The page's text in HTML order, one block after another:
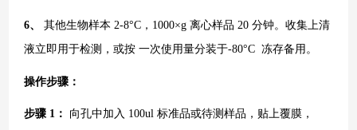
6、 其他生物样本 2-8°C，1000×g 离心样品 20 分钟。收集上清
液立即用于检测，或按 一次使用量分装于-80°C 冻存备用。
操作步骤：
步骤 1： 向孔中加入 100ul 标准品或待测样品，贴上覆膜，